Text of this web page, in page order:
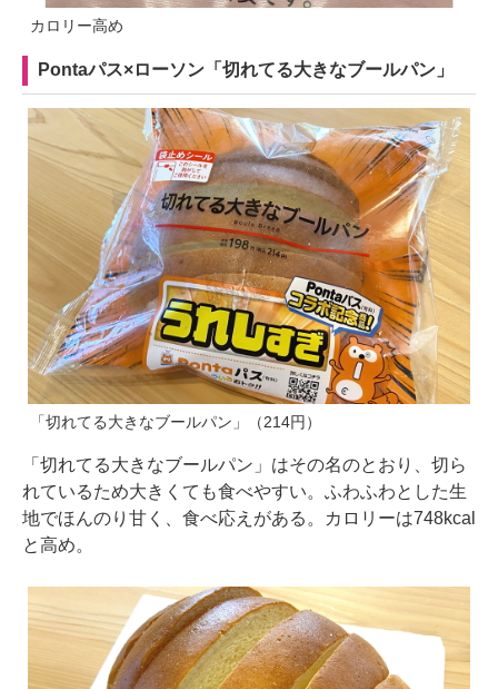
カロリー高め
Pontaパス×ローソン「切れてる大きなブールパン」
「切れてる大きなブールパン」（214円）
「切れてる大きなブールパン」はその名のとおり、切ら
れているため大きくても食べやすい。ふわふわとした生
地でほんのり甘く、食べ応えがある。カロリーは748kcal
と高め。